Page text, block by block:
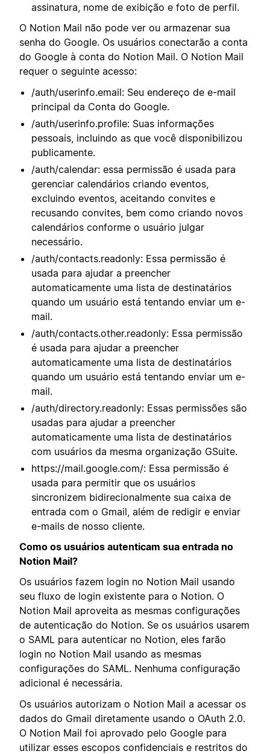
assinatura, nome de exibição e foto de perfil.
O Notion Mail não pode ver ou armazenar sua
senha do Google. Os usuários conectarão a conta
do Google à conta do Notion Mail. O Notion Mail
requer o seguinte acesso:
/auth/userinfo.email: Seu endereço de e-mail
principal da Conta do Google.
/auth/userinfo.profile: Suas informações
pessoais, incluindo as que você disponibilizou
publicamente.
/auth/calendar: essa permissão é usada para
gerenciar calendários criando eventos,
excluindo eventos, aceitando convites e
recusando convites, bem como criando novos
calendários conforme o usuário julgar
necessário.
/auth/contacts.readonly: Essa permissão é
usada para ajudar a preencher
automaticamente uma lista de destinatários
quando um usuário está tentando enviar um e-
mail.
/auth/contacts.other.readonly: Essa permissão
é usada para ajudar a preencher
automaticamente uma lista de destinatários
quando um usuário está tentando enviar um e-
mail.
/auth/directory.readonly: Essas permissões são
usadas para ajudar a preencher
automaticamente uma lista de destinatários
com usuários da mesma organização GSuite.
https://mail.google.com/: Essa permissão é
usada para permitir que os usuários
sincronizem bidirecionalmente sua caixa de
entrada com o Gmail, além de redigir e enviar
e-mails de nosso cliente.
Como os usuários autenticam sua entrada no
Notion Mail?
Os usuários fazem login no Notion Mail usando
seu fluxo de login existente para o Notion. O
Notion Mail aproveita as mesmas configurações
de autenticação do Notion. Se os usuários usarem
o SAML para autenticar no Notion, eles farão
login no Notion Mail usando as mesmas
configurações do SAML. Nenhuma configuração
adicional é necessária.
Os usuários autorizam o Notion Mail a acessar os
dados do Gmail diretamente usando o OAuth 2.0.
O Notion Mail foi aprovado pelo Google para
utilizar esses escopos confidenciais e restritos do